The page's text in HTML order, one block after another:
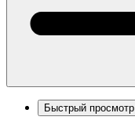
Быстрый просмотр